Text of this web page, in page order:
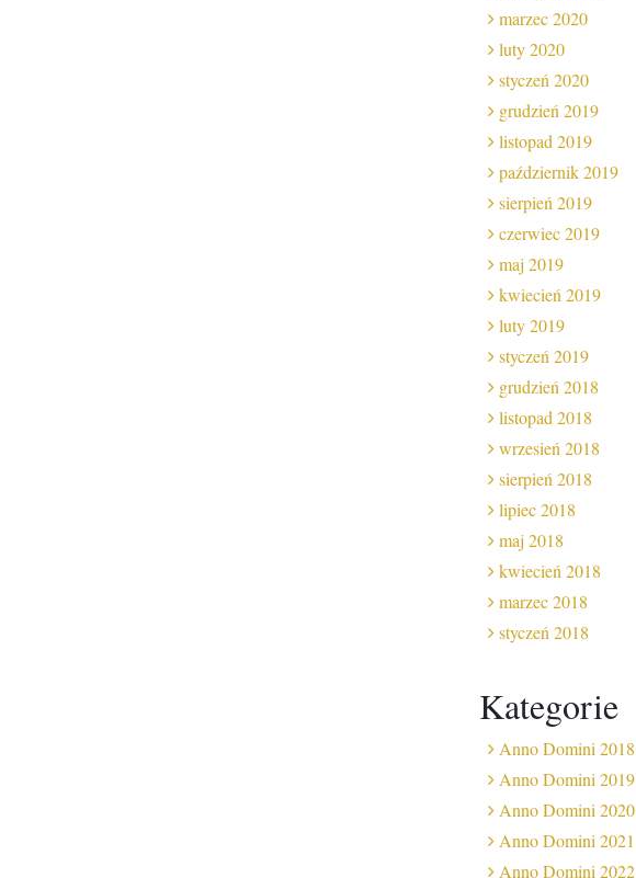
marzec 2020
luty 2020
styczeń 2020
grudzień 2019
listopad 2019
październik 2019
sierpień 2019
czerwiec 2019
maj 2019
kwiecień 2019
luty 2019
styczeń 2019
grudzień 2018
listopad 2018
wrzesień 2018
sierpień 2018
lipiec 2018
maj 2018
kwiecień 2018
marzec 2018
styczeń 2018
Kategorie
Anno Domini 2018
Anno Domini 2019
Anno Domini 2020
Anno Domini 2021
Anno Domini 2022